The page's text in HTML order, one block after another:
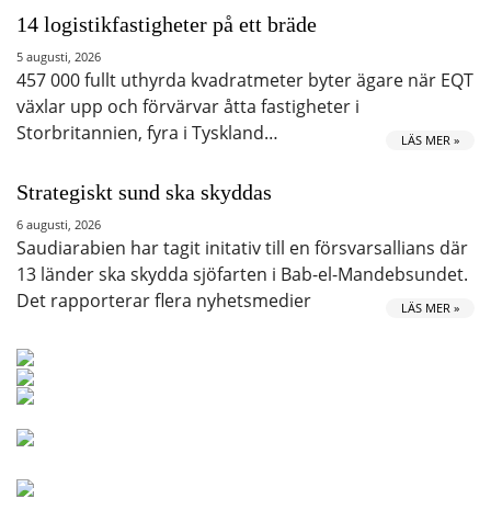
14 logistikfastigheter på ett bräde
5 augusti, 2026
457 000 fullt uthyrda kvadratmeter byter ägare när EQT
växlar upp och förvärvar åtta fastigheter i
Storbritannien, fyra i Tyskland…
LÄS MER »
Strategiskt sund ska skyddas
6 augusti, 2026
Saudiarabien har tagit initativ till en försvarsallians där
13 länder ska skydda sjöfarten i Bab-el-Mandebsundet.
Det rapporterar flera nyhetsmedier
LÄS MER »